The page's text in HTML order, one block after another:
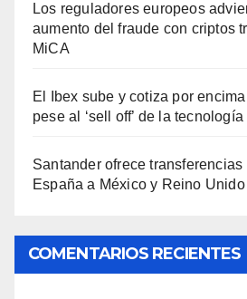
Los reguladores europeos
aumento del fraude con criptos
MiCA
El Ibex sube y cotiza por
pese al ‘sell off’ de la tecnología
Santander ofrece
España a México y Reino Unido
COMENTARIOS RECIENTES